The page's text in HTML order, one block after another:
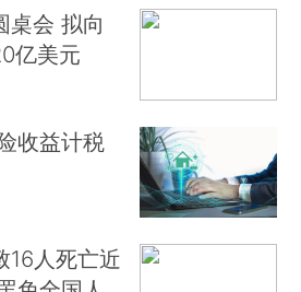
桌会 拟向
亿美元
收益计税
16人死亡近